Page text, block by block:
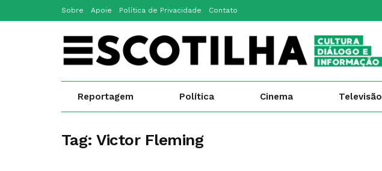
Sobre Apoie Política de Privacidade Contato
Reportagem Política Cinema Televisão
Tag:Victor Fleming